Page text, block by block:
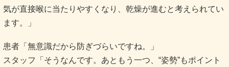
気が直接喉に当たりやすくなり、乾燥が進むと考えられてい
ます。」
患者「無意識だから防ぎづらいですね。」
スタッフ「そうなんです。あともう一つ、“姿勢”もポイント